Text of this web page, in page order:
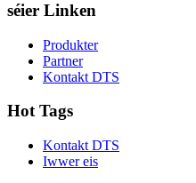
séier Linken
Produkter
Partner
Kontakt DTS
Hot Tags
Kontakt DTS
Iwwer eis